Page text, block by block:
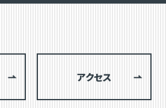
アクセス